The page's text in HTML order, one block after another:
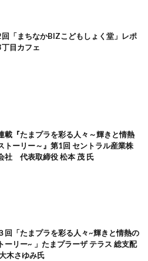
「まちなかBIZこどもしょく堂」レポ
丁目カフェ
載『たまプラを彩る人々～輝きと情熱
トーリー～』第1回 セントラル産業株
社 代表取締役 松本 茂 氏
回「たまプラを彩る人々~輝きと情熱の
ーリー~ 」たまプラーザ テラス 総支配
木さゆみ氏